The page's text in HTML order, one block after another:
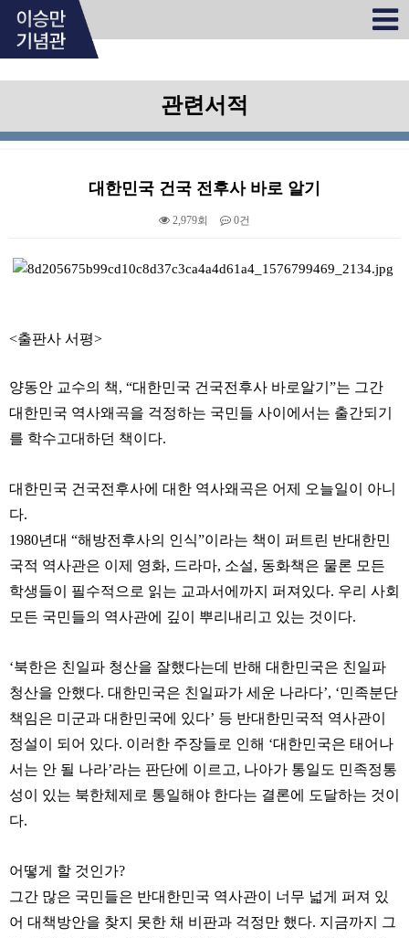
관련서적
대한민국 건국 전후사 바로 알기
2,979회 0건
본문
<출판사 서평>
양동안 교수의 책, “대한민국 건국전후사 바로알기”는 그간
대한민국 역사왜곡을 걱정하는 국민들 사이에서는 출간되기
를 학수고대하던 책이다.
대한민국 건국전후사에 대한 역사왜곡은 어제 오늘일이 아니
다.
1980년대 “해방전후사의 인식”이라는 책이 퍼트린 반대한민
국적 역사관은 이제 영화, 드라마, 소설, 동화책은 물론 모든
학생들이 필수적으로 읽는 교과서에까지 퍼져있다. 우리 사회
모든 국민들의 역사관에 깊이 뿌리내리고 있는 것이다.
‘북한은 친일파 청산을 잘했다는데 반해 대한민국은 친일파
청산을 안했다. 대한민국은 친일파가 세운 나라다’, ‘민족분단
책임은 미군과 대한민국에 있다’ 등 반대한민국적 역사관이
정설이 되어 있다. 이러한 주장들로 인해 ‘대한민국은 태어나
서는 안 될 나라’라는 판단에 이르고, 나아가 통일도 민족정통
성이 있는 북한체제로 통일해야 한다는 결론에 도달하는 것이
다.
어떻게 할 것인가?
그간 많은 국민들은 반대한민국 역사관이 너무 넓게 퍼져 있
어 대책방안을 찾지 못한 채 비판과 걱정만 했다. 지금까지 그